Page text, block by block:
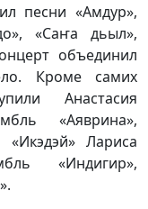
песни «Амдур»,
«Саҥа дьыл»,
объединил
Кроме самих
Анастасия
«Аяврина»,
«Икэдэй» Лариса
«Индигир»,